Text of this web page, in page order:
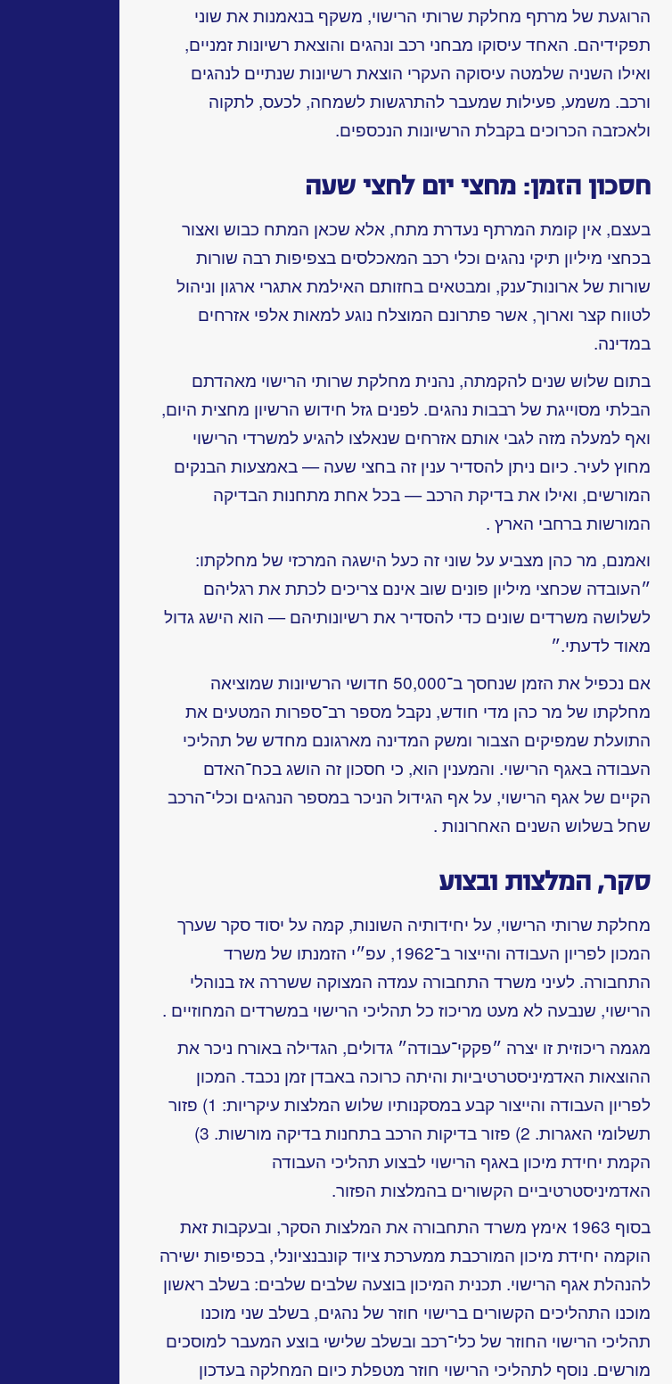
הרוגעת של מרתף מחלקת שרותי הרישוי, משקף בנאמנות את שוני
תפקידיהם. האחד עיסוקו מבחני רכב ונהגים והוצאת רשיונות זמניים,
ואילו השניה שלמטה עיסוקה העקרי הוצאת רשיונות שנתיים לנהגים
ורכב. משמע, פעילות שמעבר להתרגשות לשמחה, לכעס, לתקוה
ולאכזבה הכרוכים בקבלת הרשיונות הנכספים.
חסכון הזמן: מחצי יום לחצי שעה
בעצם, אין קומת המרתף נעדרת מתח, אלא שכאן המתח כבוש ואצור
בכחצי מיליון תיקי נהגים וכלי רכב המאכלסים בצפיפות רבה שורות
שורות של ארונות־ענק, ומבטאים בחזותם האילמת אתגרי ארגון וניהול
לטווח קצר וארוך, אשר פתרונם המוצלח נוגע למאות אלפי אזרחים
במדינה.
בתום שלוש שנים להקמתה, נהנית מחלקת שרותי הרישוי מאהדתם
הבלתי מסוייגת של רבבות נהגים. לפנים גזל חידוש הרשיון מחצית היום,
ואף למעלה מזה לגבי אותם אזרחים שנאלצו להגיע למשרדי הרישוי
מחוץ לעיר. כיום ניתן להסדיר ענין זה בחצי שעה — באמצעות הבנקים
המורשים, ואילו את בדיקת הרכב — בכל אחת מתחנות הבדיקה
המורשות ברחבי הארץ .
ואמנם, מר כהן מצביע על שוני זה כעל הישגה המרכזי של מחלקתו:
״העובדה שכחצי מיליון פונים שוב אינם צריכים לכתת את רגליהם
לשלושה משרדים שונים כדי להסדיר את רשיונותיהם — הוא הישג גדול
מאוד לדעתי.״
אם נכפיל את הזמן שנחסך ב־50,000 חדושי הרשיונות שמוציאה
מחלקתו של מר כהן מדי חודש, נקבל מספר רב־ספרות המטעים את
התועלתשמפיקים הצבור ומשק המדינה מארגונם מחדש של תהליכי
העבודה באגף הרישוי. והמענין הוא, כי חסכון זה הושג בכח־האדם
הקיים של אגף הרישוי, על אף הגידול הניכר במספר הנהגים וכלי־הרכב
שחל בשלוש השנים האחרונות .
סקר, המלצות ובצוע
מחלקת שרותי הרישוי, על יחידותיה השונות, קמה על יסוד סקר שערך
המכון לפריון העבודה והייצור ב־1962, עפ״י הזמנתו של משרד
התחבורה. לעיני משרד התחבורה עמדה המצוקה ששררה אז בנוהלי
הרישוי, שנבעה לא מעט מריכוז כל תהליכי הרישוי במשרדים המחוזיים .
מגמה ריכוזית זו יצרה ״פקקי־עבודה״ גדולים, הגדילה באורח ניכר את
ההוצאות האדמיניסטרטיביות והיתה כרוכה באבדן זמן נכבד. המכון
לפריון העבודה והייצור קבע במסקנותיו שלוש המלצות עיקריות: 1) פזור
תשלומי האגרות. 2) פזור בדיקות הרכב בתחנות בדיקה מורשות. 3)
הקמת יחידת מיכון באגף הרישוי לבצוע תהליכי העבודה
האדמיניסטרטיביים הקשורים בהמלצות הפזור.
בסוף 1963 אימץ משרד התחבורה את המלצות הסקר, ובעקבות זאת
הוקמה יחידת מיכון המורכבת ממערכת ציוד קונבנציונלי, בכפיפות ישירה
להנהלת אגף הרישוי. תכנית המיכון בוצעה שלבים שלבים: בשלב ראשון
מוכנו התהליכים הקשורים ברישוי חוזר של נהגים, בשלב שני מוכנו
תהליכי הרישוי החוזר של כלי־רכב ובשלב שלישי בוצע המעבר למוסכים
מורשים. נוסף לתהליכי הרישוי חוזר מטפלת כיום המחלקה בעדכון